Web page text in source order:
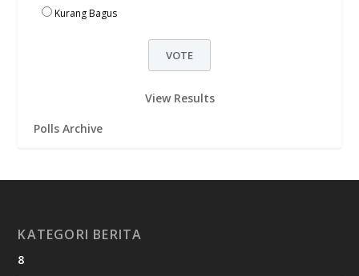
Kurang Bagus
View Results
Polls Archive
KATEGORI BERITA
8